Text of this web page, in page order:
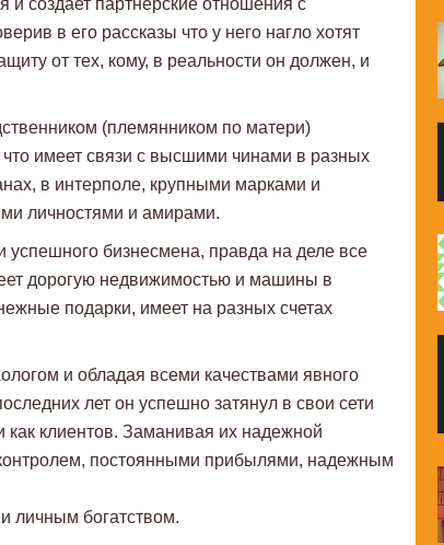
и создает партнерские отношения с
в его рассказы что у него нагло хотят
от тех, кому, в реальности он должен, и
(племянником по матери)
что имеет связи с высшими чинами в разных
в интерполе, крупными марками и
личностями и амирами.
успешного бизнесмена, правда на деле все
дорогую недвижимостью и машины в
подарки, имеет на разных счетах
и обладая всеми качествами явного
лет он успешно затянул в свои сети
клиентов. Заманивая их надежной
постоянными прибылями, надежным
личным богатством.